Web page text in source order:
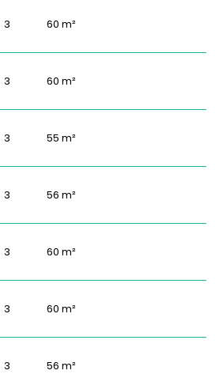
3 60 m²
3 60 m²
3 55 m²
3 56 m²
3 60 m²
3 60 m²
3 56 m²